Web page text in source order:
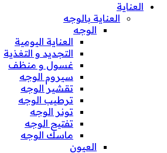
العناية
العناية بالوجه
الوجه
العناية اليومية
التجديد و التغذية
غسول و منظف
سيروم الوجه
تقشير الوجه
ترطيب الوجه
تونر الوجه
تفتيح الوجه
ماسك الوجه
العيون